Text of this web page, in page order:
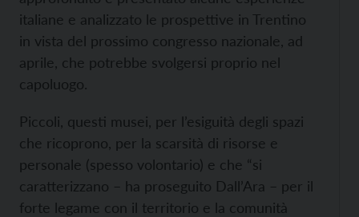
italiane e analizzato le prospettive in Trentino
in vista del prossimo congresso nazionale, ad
aprile, che potrebbe svolgersi proprio nel
capoluogo.
Piccoli, questi musei, per l’esiguità degli spazi
che ricoprono, per la scarsità di risorse e
personale (spesso volontario) e che “si
caratterizzano – ha proseguito Dall’Ara – per il
forte legame con il territorio e la comunità